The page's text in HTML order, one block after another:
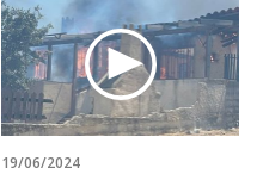
19/06/2024